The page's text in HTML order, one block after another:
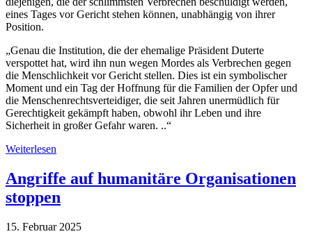
eines Tages vor Gericht stehen können, unabhängig von ihrer
Position.
„Genau die Institution, die der ehemalige Präsident Duterte
verspottet hat, wird ihn nun wegen Mordes als Verbrechen gegen
die Menschlichkeit vor Gericht stellen. Dies ist ein symbolischer
Moment und ein Tag der Hoffnung für die Familien der Opfer und
die Menschenrechtsverteidiger, die seit Jahren unermüdlich für
Gerechtigkeit gekämpft haben, obwohl ihr Leben und ihre
Sicherheit in großer Gefahr waren. ..“
Weiterlesen
Angriffe auf humanitäre Organisationen
stoppen
15. Februar 2025